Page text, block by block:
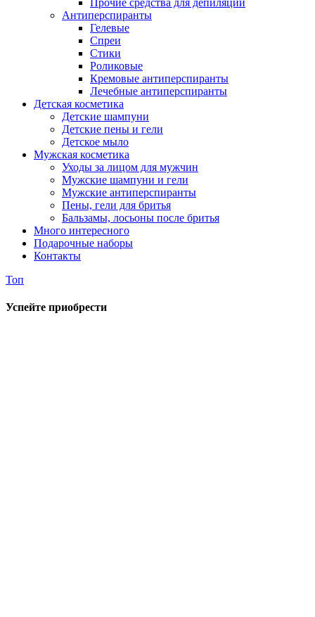
Антиперспиранты
Гелевые
Спреи
Стики
Роликовые
Кремовые антиперспиранты
Лечебные антиперспиранты
Детская косметика
Детские шампуни
Детские пены и гели
Детское мыло
Мужская косметика
Уходы за лицом для мужчин
Мужские шампуни и гели
Мужские антиперспиранты
Пены, гели для бритья
Бальзамы, лосьоны после бритья
Много интересного
Подарочные наборы
Контакты
Топ
Успейте приобрести